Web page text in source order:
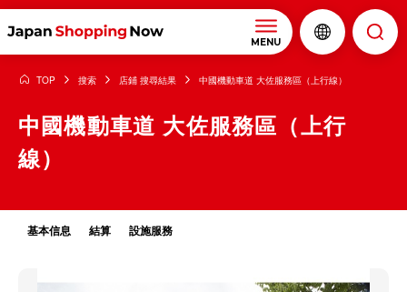
MENU
TOP 搜索 店鋪 搜尋結果 中國機動車道 大佐服務區（上行線）
中國機動車道 大佐服務區（上行
線）
基本信息 結算 設施服務